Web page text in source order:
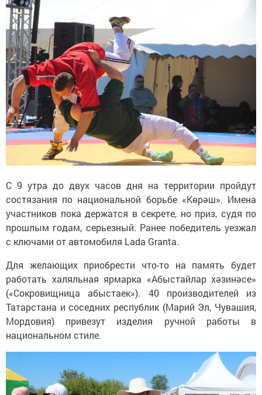
С 9 утра до двух часов дня на территории пройдут
состязания по национальной борьбе «Көрәш». Имена
участников пока держатся в секрете, но приз, судя по
прошлым годам, серьезный. Ранее победитель уезжал
с ключами от автомобиля Lada Granta.
Для желающих приобрести что-то на память будет
работать халяльная ярмарка «Абыстайлар хәзинәсе»
(«Сокровищница абыстаек»). 40 производителей из
Татарстана и соседних республик (Марий Эл, Чувашия,
Мордовия) привезут изделия ручной работы в
национальном стиле.